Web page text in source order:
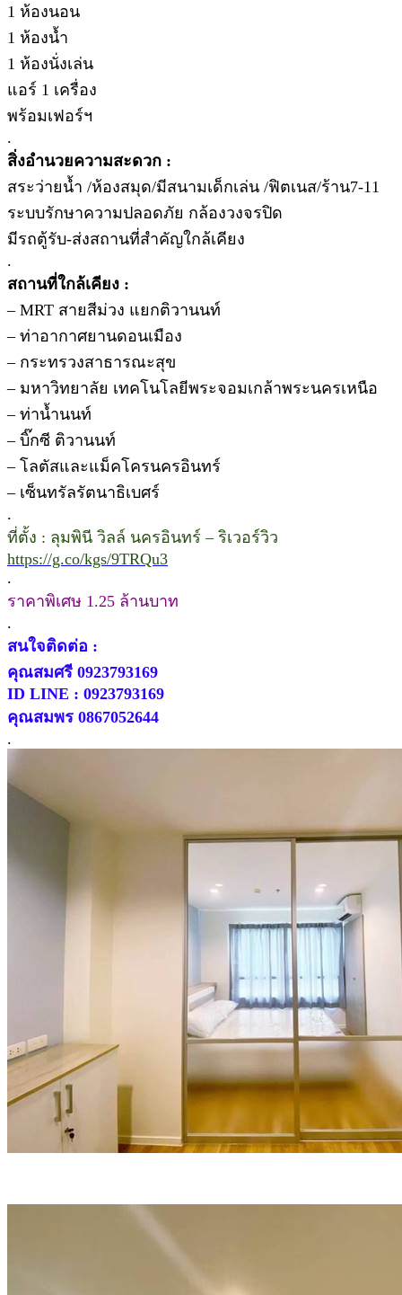
1 ห้องนอน
1 ห้องน้ำ
1 ห้องนั่งเล่น
แอร์ 1 เครื่อง
พร้อมเฟอร์ฯ
.
สิ่งอำนวยความสะดวก :
สระว่ายน้ำ /ห้องสมุด/มีสนามเด็กเล่น /ฟิตเนส/ร้าน7-11
ระบบรักษาความปลอดภัย กล้องวงจรปิด
มีรถตู้รับ-ส่งสถานที่สำคัญใกล้เคียง
.
สถานที่ใกล้เคียง :
– MRT สายสีม่วง แยกติวานนท์
– ท่าอากาศยานดอนเมือง
– กระทรวงสาธารณะสุข
– มหาวิทยาลัย เทคโนโลยีพระจอมเกล้าพระนครเหนือ
– ท่าน้ำนนท์
– บิ๊กซี ติวานนท์
– โลตัสและแม็คโครนครอินทร์
– เซ็นทรัลรัตนาธิเบศร์
.
ที่ตั้ง : ลุมพินี วิลล์ นครอินทร์ – ริเวอร์วิว
https://g.co/kgs/9TRQu3
.
ราคาพิเศษ 1.25 ล้านบาท
.
สนใจติดต่อ :
คุณสมศรี 0923793169
ID LINE : 0923793169
คุณสมพร 0867052644
.